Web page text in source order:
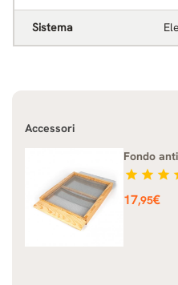
Sistema
Accessori
Fondo
star star star
Prezzo
17,95€